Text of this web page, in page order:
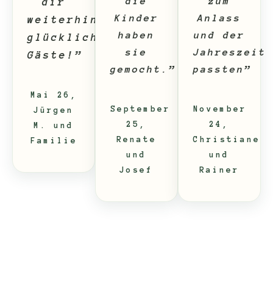
weiterhin
glückliche
Gäste!”
Mai 26,
Jürgen
M. und
Familie
Kinder
haben
sie
gemocht.”
September
25,
Renate
und
Josef
Anlass
und der
Jahreszeit
passten”
November
24,
Christiane
und
Rainer